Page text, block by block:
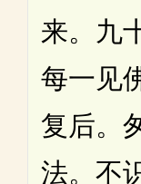
来。九
每一见
复后。
法。不